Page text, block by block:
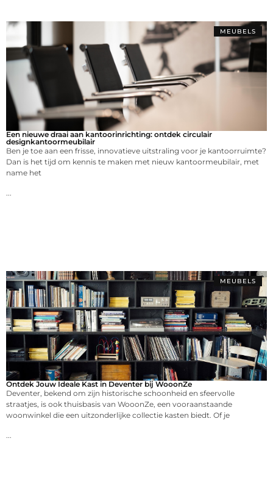
MEUBELS
Een nieuwe draai aan kantoorinrichting: ontdek circulair
designkantoormeubilair
Ben je toe aan een frisse, innovatieve uitstraling voor je kantoorruimte?
Dan is het tijd om kennis te maken met nieuw kantoormeubilair, met
name het
MEUBELS
Ontdek Jouw Ideale Kast in Deventer bij WooonZe
Deventer, bekend om zijn historische schoonheid en sfeervolle
straatjes, is ook thuisbasis van WooonZe, een vooraanstaande
woonwinkel die een uitzonderlijke collectie kasten biedt. Of je